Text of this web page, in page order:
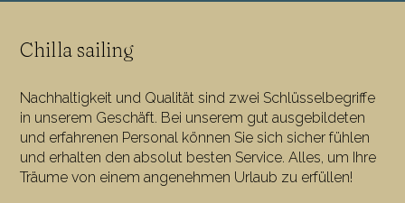
Chilla sailing
Nachhaltigkeit und Qualität sind zwei Schlüsselbegriffe
in unserem Geschäft. Bei unserem gut ausgebildeten
und erfahrenen Personal können Sie sich sicher fühlen
und erhalten den absolut besten Service. Alles, um Ihre
Träume von einem angenehmen Urlaub zu erfüllen!